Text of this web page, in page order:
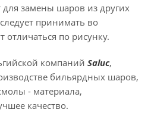
замены шаров из других
принимать во
по рисунку.
компаний Saluc,
бильярдных шаров,
- материала,
качество.